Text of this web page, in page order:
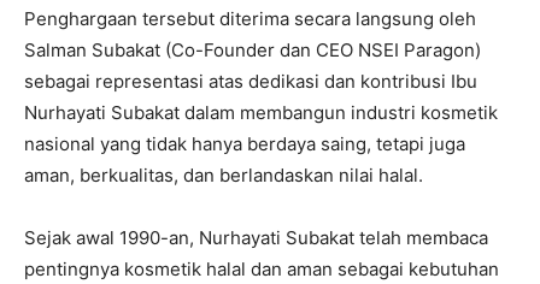
Penghargaan tersebut diterima secara langsung oleh
Salman Subakat (Co-Founder dan CEO NSEI Paragon)
sebagai representasi atas dedikasi dan kontribusi Ibu
Nurhayati Subakat dalam membangun industri kosmetik
nasional yang tidak hanya berdaya saing, tetapi juga
aman, berkualitas, dan berlandaskan nilai halal.
Sejak awal 1990-an, Nurhayati Subakat telah membaca
pentingnya kosmetik halal dan aman sebagai kebutuhan